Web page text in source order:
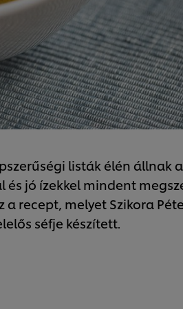
listák élén állnak
és jó ízekkel mindent
a recept, melyet Szikora
séfje készített.